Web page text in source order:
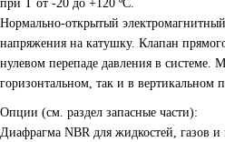
при Т от -20 до +120 ºС.
Нормально-открытый
напряжения на катушку. Клапан
нулевом перепаде давления в системе.
горизонтальном, так и в вертикальном
Опции (см. раздел запасные части):
Диафрагма NBR для жидкостей, газов